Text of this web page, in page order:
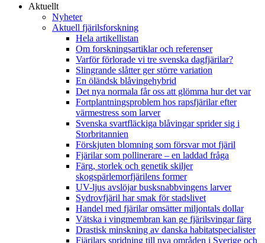
Aktuellt
Nyheter
Aktuell fjärilsforskning
Hela artikellistan
Om forskningsartiklar och referenser
Varför förlorade vi tre svenska dagfjärilar?
Slingrande slåtter ger större variation
En öländsk blåvingehybrid
Det nya normala får oss att glömma hur det var
Fortplantningsproblem hos rapsfjärilar efter
värmestress som larver
Svenska svartfläckiga blåvingar sprider sig i
Storbritannien
Förskjuten blomning som försvar mot fjäril
Fjärilar som pollinerare – en laddad fråga
Färg, storlek och genetik skiljer
skogspärlemorfjärilens former
UV-ljus avslöjar busksnabbvingens larver
Sydrovfjäril har smak för stadslivet
Handel med fjärilar omsätter miljontals dollar
Vätska i vingmembran kan ge fjärilsvingar färg
Drastisk minskning av danska habitatspecialister
Fjärilars spridning till nya områden i Sverige och